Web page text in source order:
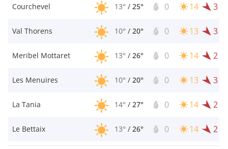
Courchevel 13° / 25° 0 14 3
Val Thorens 10° / 20° 0 13 3
Meribel Mottaret 13° / 26° 0 14 2
Les Menuires 10° / 20° 0 13 3
La Tania 14° / 27° 0 14 2
Le Bettaix 13° / 26° 0 14 2